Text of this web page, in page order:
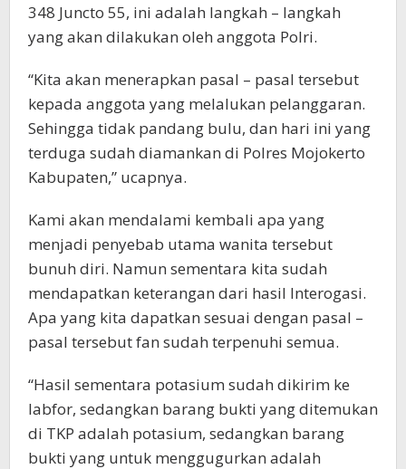
348 Juncto 55, ini adalah langkah – langkah
yang akan dilakukan oleh anggota Polri.
“Kita akan menerapkan pasal – pasal tersebut
kepada anggota yang melalukan pelanggaran.
Sehingga tidak pandang bulu, dan hari ini yang
terduga sudah diamankan di Polres Mojokerto
Kabupaten,” ucapnya.
Kami akan mendalami kembali apa yang
menjadi penyebab utama wanita tersebut
bunuh diri. Namun sementara kita sudah
mendapatkan keterangan dari hasil Interogasi.
Apa yang kita dapatkan sesuai dengan pasal –
pasal tersebut fan sudah terpenuhi semua.
“Hasil sementara potasium sudah dikirim ke
labfor, sedangkan barang bukti yang ditemukan
di TKP adalah potasium, sedangkan barang
bukti yang untuk menggugurkan adalah